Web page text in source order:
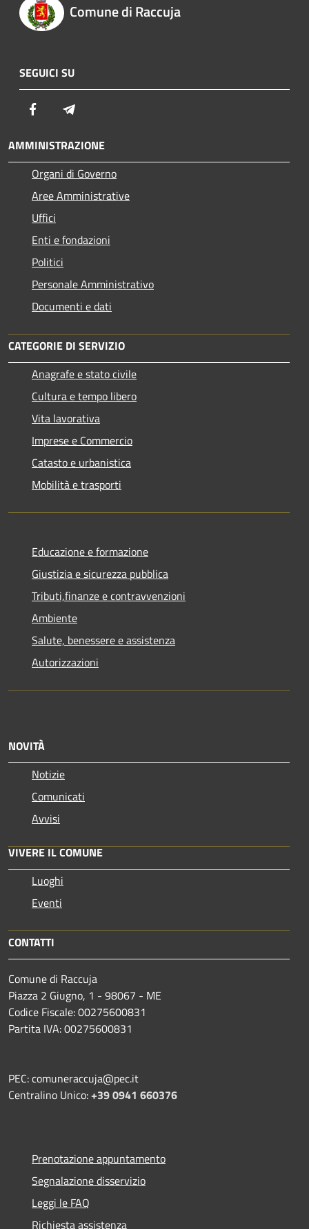
Comune di Raccuja
SEGUICI SU
Facebook
AMMINISTRAZIONE
Organi di Governo
Aree Amministrative
Uffici
Enti e fondazioni
Politici
Personale Amministrativo
Documenti e dati
CATEGORIE DI SERVIZIO
Anagrafe e stato civile
Cultura e tempo libero
Vita lavorativa
Imprese e Commercio
Catasto e urbanistica
Mobilità e trasporti
Educazione e formazione
Giustizia e sicurezza pubblica
Tributi,finanze e contravvenzioni
Ambiente
Salute, benessere e assistenza
Autorizzazioni
NOVITÀ
Notizie
Comunicati
Avvisi
VIVERE IL COMUNE
Luoghi
Eventi
CONTATTI
Comune di Raccuja
Piazza 2 Giugno, 1 - 98067 - ME
Codice Fiscale: 00275600831
Partita IVA: 00275600831
PEC: comuneraccuja@pec.it
Centralino Unico:+39 0941 660376
Prenotazione appuntamento
Segnalazione disservizio
Leggi le FAQ
Richiesta assistenza